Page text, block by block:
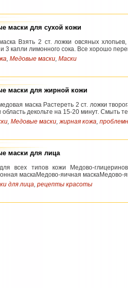
маски для сухой кожи
Взять 2 ст. ложки овсяных
и 3 капли лимонного сока. Все хорошо
, Медовые маски, Маски
маски для жирной кожи
маска Растереть 2 ст. ложки
декольте на 15-20 минут. Смыть
, Медовые маски,жирная кожа,
маски для лица
всех типов кожи Медово-
маскаМедово-яичная маскаМедово-
для лица, рецепты красоты